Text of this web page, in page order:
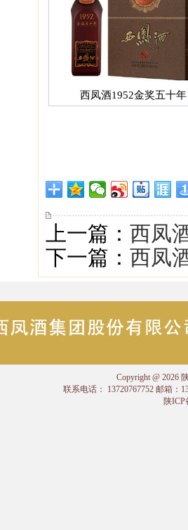
西凤酒1952金奖五十年
上一篇： 西凤
下一篇： 西凤
Copyright @ 2026
联系电话： 13720767752 邮箱：
陕ICP